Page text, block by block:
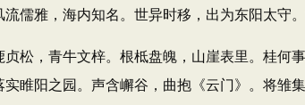
雅，海内知名。世异时移，出为东阳太守。
，青牛文梓。根柢盘魄，山崖表里。桂何
实睢阳之园。声含嶰谷，曲抱《云门》。将雏